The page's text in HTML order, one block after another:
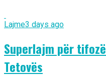
Lajme3 days ago
Superlajm për
Tetovës